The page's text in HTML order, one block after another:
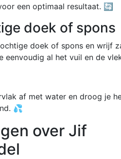
een optimaal resultaat. 🔄
doek of spons
doek of spons en wrijf
eenvoudig al het vuil en de
af met water en droog je
💦
over Jif